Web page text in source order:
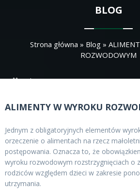
BLOG
Strona główna » Blog »
ROZWODOWYM
16 lipca 2021
ALIMENTY W WYROKU
Jednym z obligatoryjnych elementów
orzeczenie o alimentach na rzecz
postępowania. Oznacza to, że
wyroku rozwodowym rozstrzygnięciach o
rodziców względem dzieci w zakresie
utrzymania.